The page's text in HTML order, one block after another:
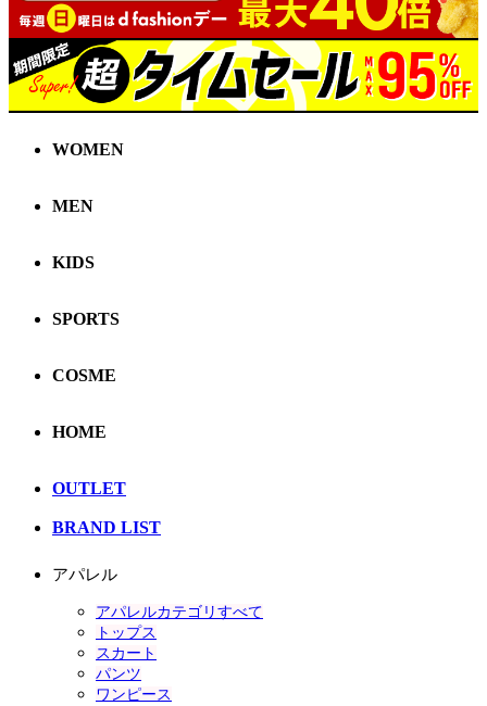
WOMEN
MEN
KIDS
SPORTS
COSME
HOME
OUTLET
BRAND LIST
アパレル
アパレルカテゴリすべて
トップス
スカート
パンツ
ワンピース